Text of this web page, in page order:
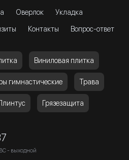
Оверлок Укладка
Контакты Вопрос-ответ
Виниловая плитка
гимнастические Трава
Грязезащита
ВС - выходной